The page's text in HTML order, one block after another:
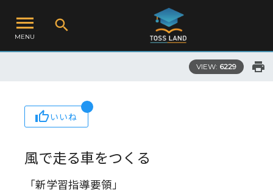
MENU
VIEW: 6229
いいね
風で走る車をつくる
「新学習指導要領」